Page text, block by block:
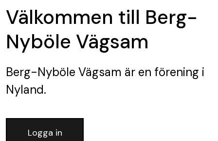
Välkommen till Berg-
Nyböle Vägsam
Berg-Nyböle Vägsam är en förening i
Nyland.
Logga in